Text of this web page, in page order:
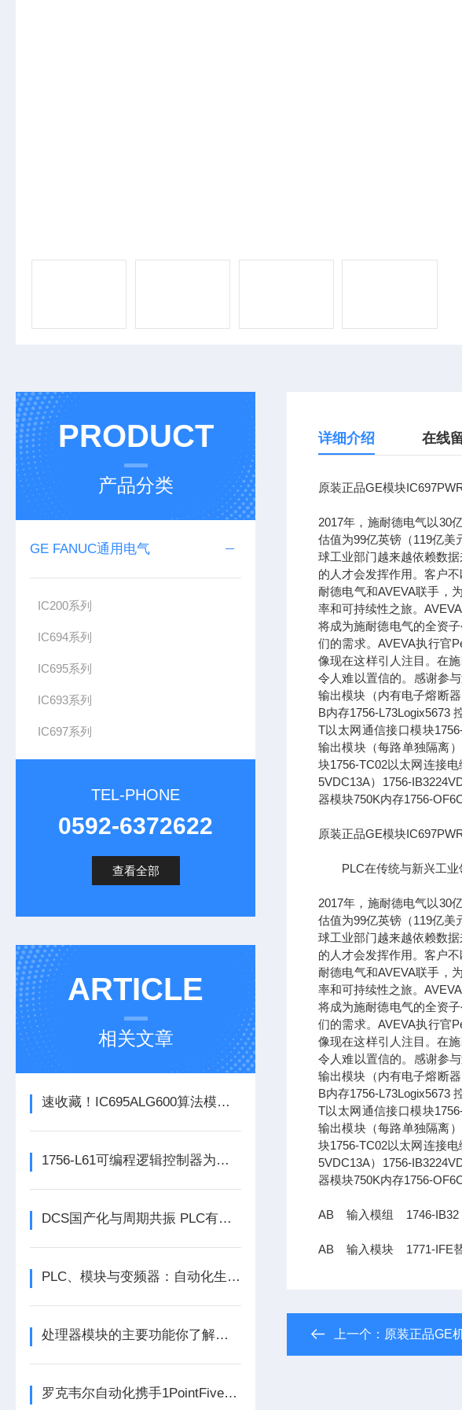
PRODUCT
产品分类
GE FANUC通用电气
IC200系列
IC694系列
IC695系列
IC693系列
IC697系列
TEL-PHONE
0592-6372622
查看全部
ARTICLE
相关文章
速收藏！IC695ALG600算法模块常见故障的解决方法分享
1756-L61可编程逻辑控制器为各类自动化设备提供稳定可靠的控制支持
DCS国产化与周期共振 PLC有望迎来结构性机会
PLC、模块与变频器：自动化生产的核心动力组合
处理器模块的主要功能你了解多少呢
罗克韦尔自动化携手1PointFive 签署直接空气捕获碳去除信用协议
详细介绍 在线
原装正品GE模块
2017年，施耐德电气以30
估值为99亿英镑（119亿
球工业部门越来越依赖数
的人才会发挥作用。客户
耐德电气和AVEVA联手，
率和可持续性之旅。
将成为施耐德电气的全资
们的需求。AVEVA执行官
像现在这样引人注目。在
令人难以置信的。感谢参
输出模块（内有电子熔断
B内存1756-L73Logix5673
T以太网通信接口模块
输出模块（每路单独隔离
块1756-TC02以太网连接
5VDC13A）1756-
器模块750K内存1756-
原装正品GE模块
PLC在传统与新兴工业
2017年，施耐德电气以30
估值为99亿英镑（119亿
球工业部门越来越依赖数
的人才会发挥作用。客户
耐德电气和AVEVA联手，
率和可持续性之旅。
将成为施耐德电气的全资
们的需求。AVEVA执行官
像现在这样引人注目。在
令人难以置信的。感谢参
输出模块（内有电子熔断
B内存1756-L73Logix5673
T以太网通信接口模块
输出模块（每路单独隔离
块1756-TC02以太网连接
5VDC13A）1756-
器模块750K内存1756-
AB 输入模组 1746-IB32
AB 输入模块 1771-IFE替
上一个： 原装正品GE